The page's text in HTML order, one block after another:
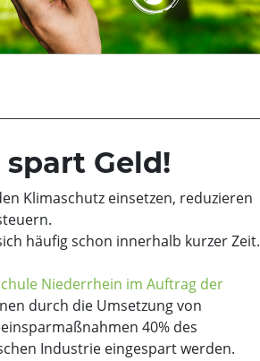
Geld!
Klimaschutz einsetzen, reduzieren
häufig schon innerhalb kurzer Zeit.
Niederrhein im Auftrag der
durch die Umsetzung von
40% des
Industrie eingespart werden.